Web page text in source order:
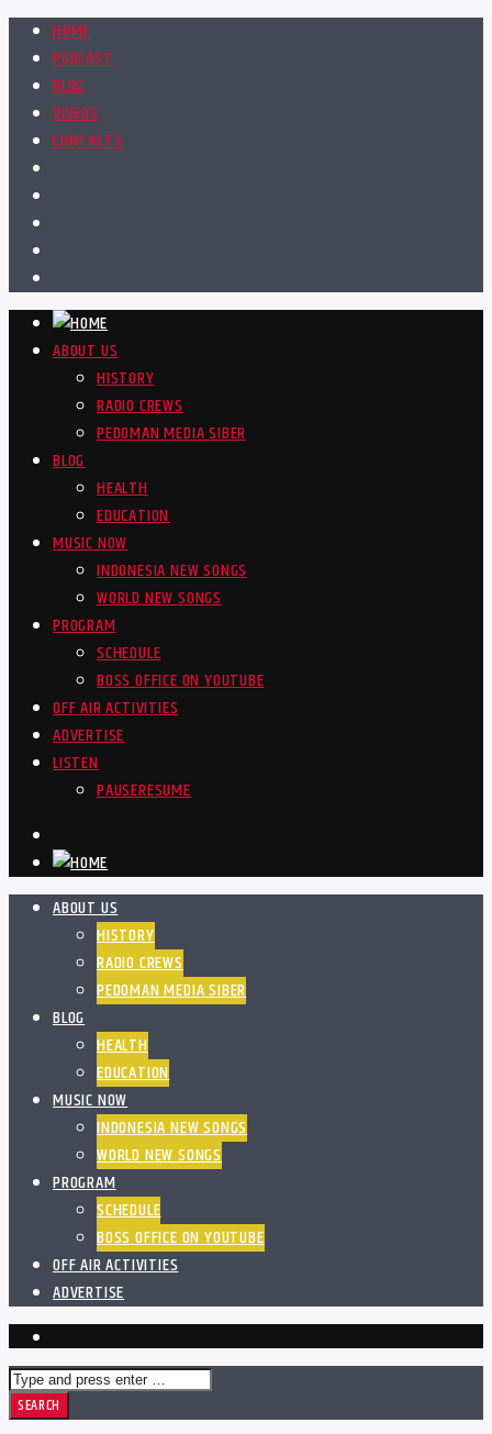
HOME
PODCAST
BLOG
VIDEOS
CONTACTS
ABOUT US
HISTORY
RADIO CREWS
PEDOMAN MEDIA SIBER
BLOG
HEALTH
EDUCATION
MUSIC NOW
INDONESIA NEW SONGS
WORLD NEW SONGS
PROGRAM
SCHEDULE
BOSS OFFICE ON YOUTUBE
OFF AIR ACTIVITIES
ADVERTISE
LISTEN
PAUSERESUME
ABOUT US
HISTORY
RADIO CREWS
PEDOMAN MEDIA SIBER
BLOG
HEALTH
EDUCATION
MUSIC NOW
INDONESIA NEW SONGS
WORLD NEW SONGS
PROGRAM
SCHEDULE
BOSS OFFICE ON YOUTUBE
OFF AIR ACTIVITIES
ADVERTISE